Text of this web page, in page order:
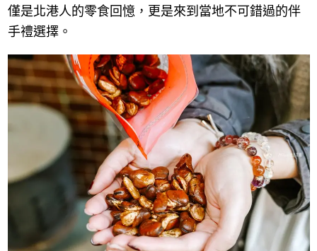
僅是北港人的零食回憶，更是來到當地不可錯過的伴
手禮選擇。